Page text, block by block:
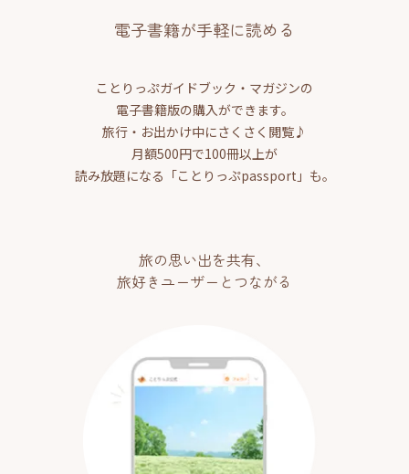
電子書籍が手軽に読める
ことりっぷガイドブック・マガジンの
電子書籍版の購入ができます。
旅行・お出かけ中にさくさく閲覧♪
月額500円で100冊以上が
読み放題になる「ことりっぷpassport」も。
旅の思い出を共有、
旅好きユーザーとつながる